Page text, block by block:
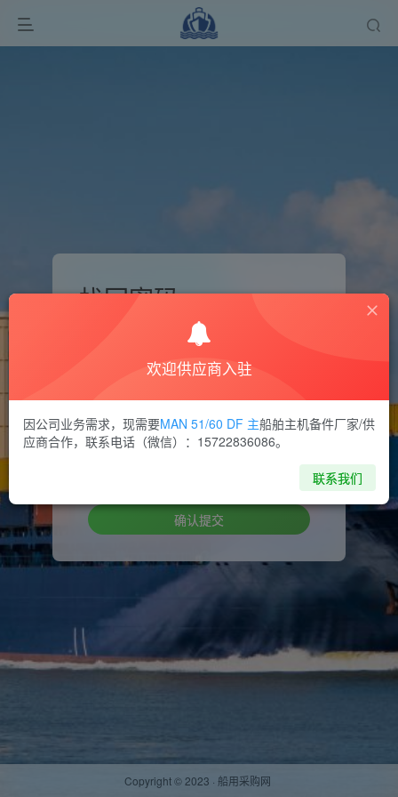
找回密码
设置新密码
确认提交
Copyright © 2023 · 船用采购网
欢迎供应商入驻
因公司业务需求，现需要MAN 51/60 DF 主船舶主机备件厂家/供
应商合作，联系电话（微信）：15722836086。
联系我们